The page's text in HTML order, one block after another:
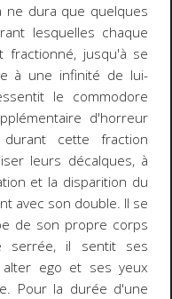
ne dura que quelques
lesquelles chaque
jusqu'à se
à une infinité de lui-
le commodore
d'horreur
cette fraction
leurs décalques, à
et la disparition du
avec son double. Il se
de son propre corps
serrée, il sentit ses
ego et ses yeux
Pour la durée d'une